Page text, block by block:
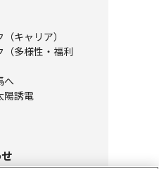
キャリア）
（多様性・福利
へ
陽誘電